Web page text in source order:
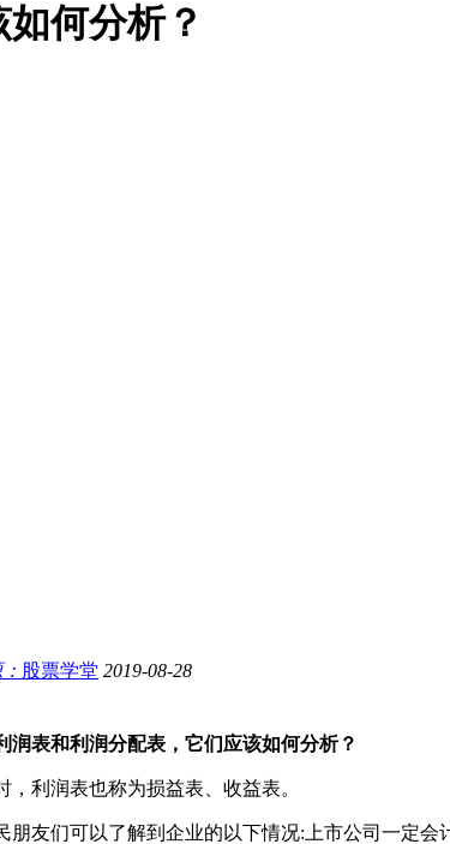
何分析？
股票学堂 2019-08-28
润表和利润分配表，它们应该如何分析？
利润表也称为损益表、收益表。
友们可以了解到企业的以下情况:上市公司一定